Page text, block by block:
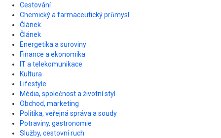
Cestování
Chemický a farmaceutický průmysl
Článek
Článek
Energetika a suroviny
Finance a ekonomika
IT a telekomunikace
Kultura
Lifestyle
Média, společnost a životní styl
Obchod, marketing
Politika, veřejná správa a soudy
Potraviny, gastronomie
Služby, cestovní ruch